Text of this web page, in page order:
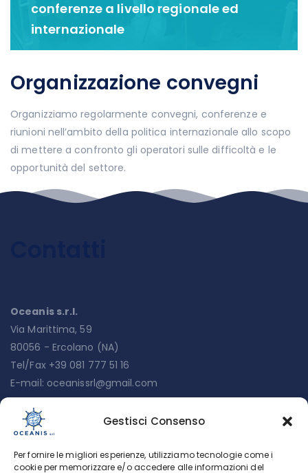
Gestisci Consenso
Per fornire le migliori esperienze, utilizziamo tecnologie come i
cookie per memorizzare e/o accedere alle informazioni del
conferenze a livello regionale ed
internazionale
Organizzazione convegni
Organizziamo regolarmente convegni, conferenze e
riunioni nell’ambito della politica internazionale allo scopo
di mettere a confronto gli operatori sulle difficoltà e le
opportunità del settore.
Oceanis s.r.l.
Via Marittima, 59
80056 - Ercolano (NA)
Tel/Fax +39 081 777 51 16
E-mail: oceanissrl@gmail.com
Menu
Chi siamo